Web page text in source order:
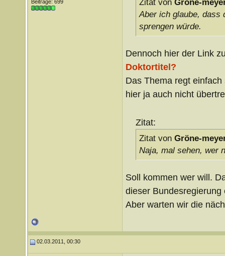
Beiträge: 699 Zitat von Gröne-
Aber ich glaube, dass
sprengen würde.
Dennoch hier der Link
Doktortitel?
Das Thema regt
hier ja auch nicht
Zitat:
Zitat von Gröne-
Naja, mal sehen, wer
Soll kommen wer will.
dieser
Aber warten wir die
02.03.2011, 00:30